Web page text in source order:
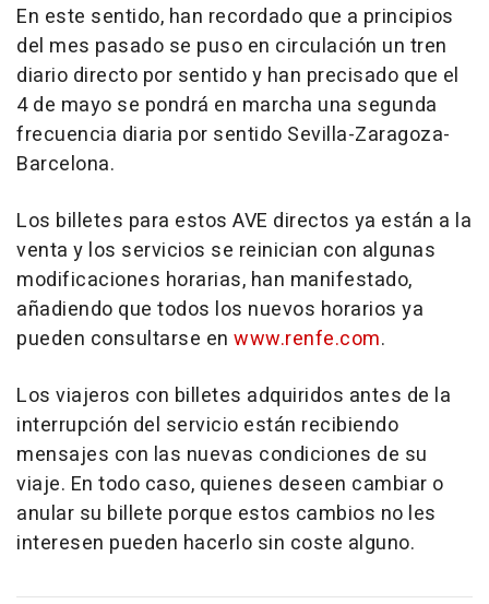
En este sentido, han recordado que a principios
del mes pasado se puso en circulación un tren
diario directo por sentido y han precisado que el
4 de mayo se pondrá en marcha una segunda
frecuencia diaria por sentido Sevilla-Zaragoza-
Barcelona.
Los billetes para estos AVE directos ya están a la
venta y los servicios se reinician con algunas
modificaciones horarias, han manifestado,
añadiendo que todos los nuevos horarios ya
pueden consultarse en www.renfe.com.
Los viajeros con billetes adquiridos antes de la
interrupción del servicio están recibiendo
mensajes con las nuevas condiciones de su
viaje. En todo caso, quienes deseen cambiar o
anular su billete porque estos cambios no les
interesen pueden hacerlo sin coste alguno.